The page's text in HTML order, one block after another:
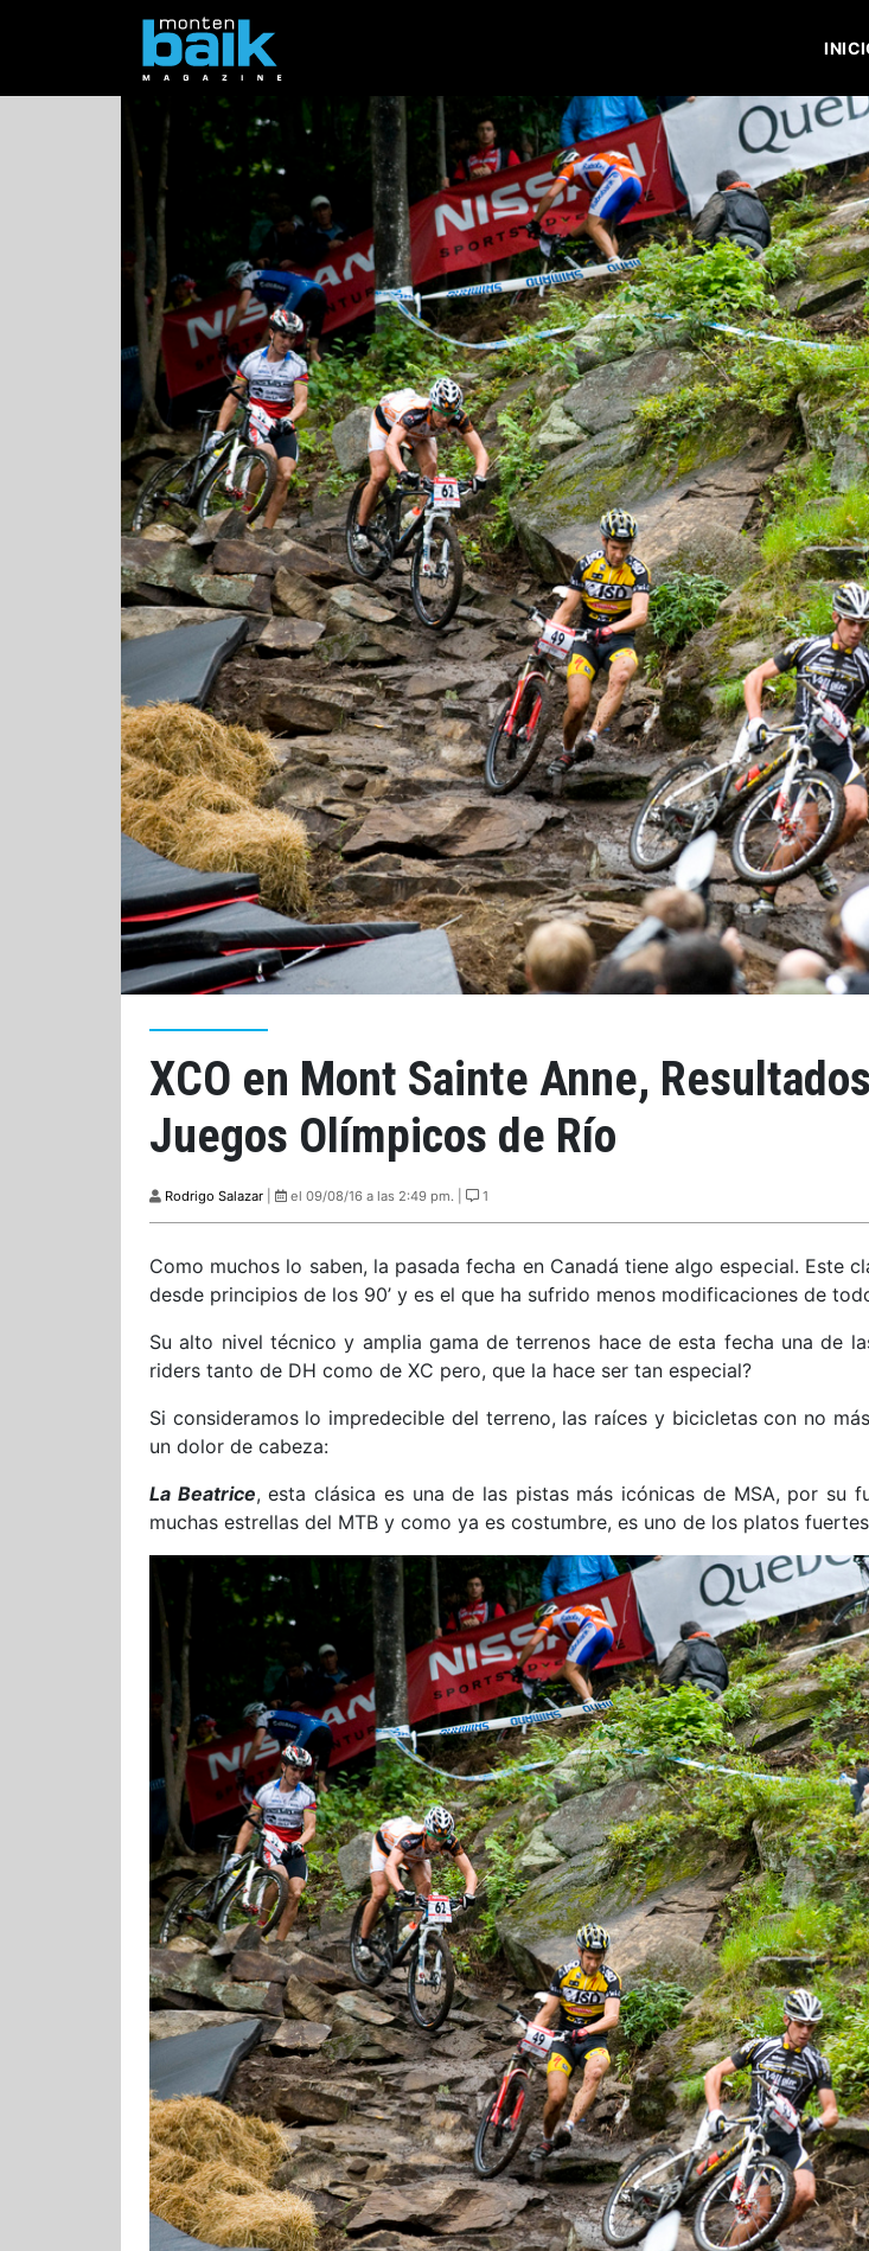
XCO en Mont Sainte Anne,
Juegos Olímpicos de Río
Rodrigo Salazar el 09/08/16 a las 2:49 pm. | 1
Como muchos lo saben, la pasada fecha en Canadá tiene algo especial. Este
desde principios de los 90’ y es el que ha sufrido menos modificaciones de
Su alto nivel técnico y amplia gama de terrenos hace de esta fecha una de
riders tanto de DH como de XC pero, que la hace ser tan especial?
Si consideramos lo impredecible del terreno, las raíces y bicicletas con no
un dolor de cabeza:
La Beatrice, esta clásica es una de las pistas más icónicas de MSA, por
muchas estrellas del MTB y como ya es costumbre, es uno de los platos